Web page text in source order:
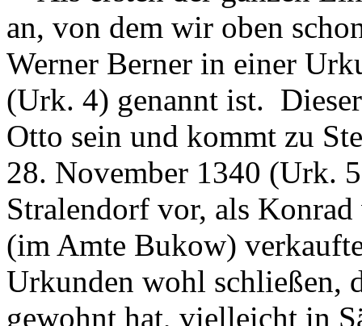
an, von dem wir oben
Werner Berner in einer
(Urk. 4) genannt ist.
Otto sein und kommt zu
28. November 1340 (Urk.
Stralendorf vor, als
(im Amte Bukow)
Urkunden wohl schließen,
gewohnt hat, vielleicht in